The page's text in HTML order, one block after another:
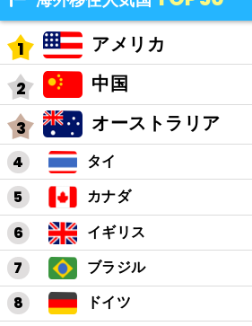
アメリカ
中国
オーストラリア
タイ
カナダ
イギリス
ブラジル
ドイツ